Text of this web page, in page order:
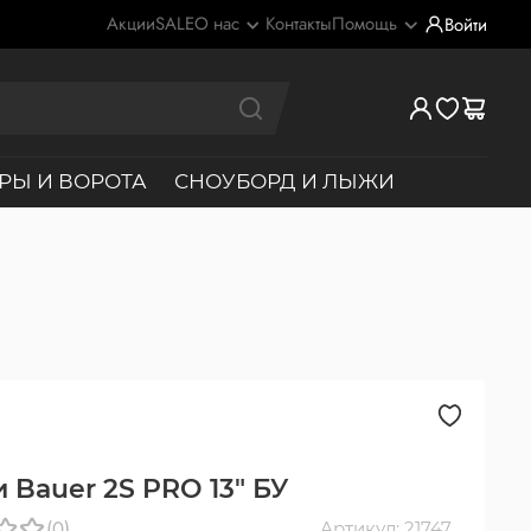
АкцииSALEО нас КонтактыПомощь Войти
И ВОРОТА СНОУБОРД И ЛЫЖИ
2S PRO 13" БУ